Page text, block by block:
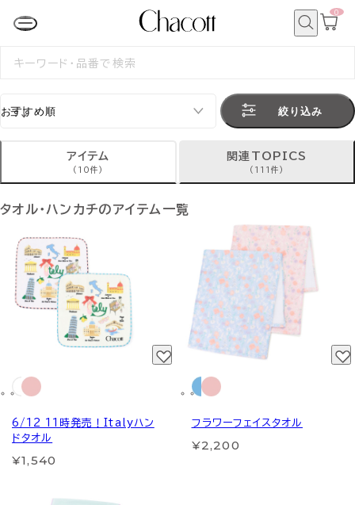
カ
0
検
絞り込み
アイテム
(10件)
関連TOPICS
(111件)
タオル・ハンカチのアイテム一覧
6/12 11時発売！Italyハン
ドタオル
¥1,540
フラワーフェイスタオル
¥2,200